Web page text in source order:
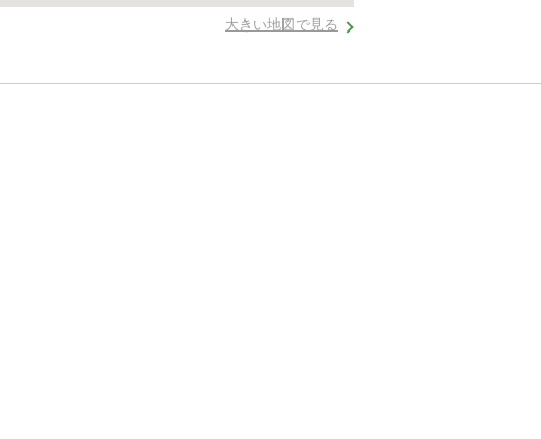
大きい地図で見る